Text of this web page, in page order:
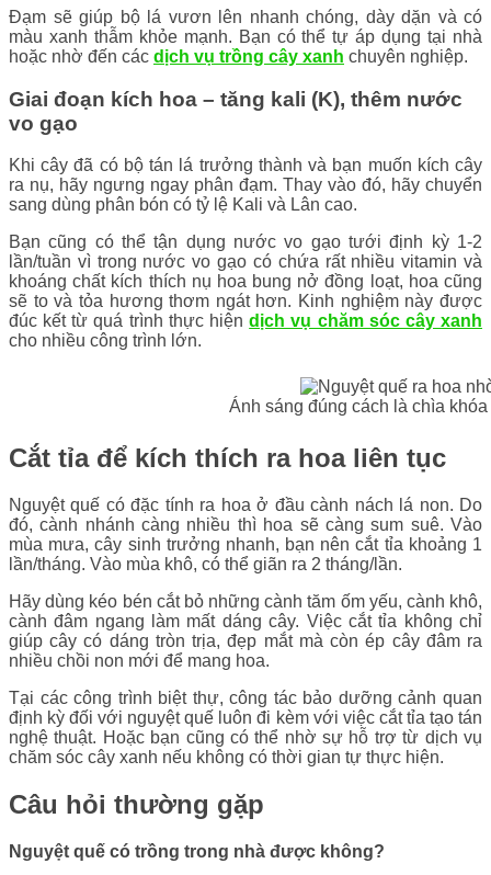
Đạm sẽ giúp bộ lá vươn lên nhanh chóng, dày dặn và có
màu xanh thẫm khỏe mạnh. Bạn có thể tự áp dụng tại nhà
hoặc nhờ đến các dịch vụ trồng cây xanh chuyên nghiệp.
Giai đoạn kích hoa – tăng kali (K), thêm nước
vo gạo
Khi cây đã có bộ tán lá trưởng thành và bạn muốn kích cây
ra nụ, hãy ngưng ngay phân đạm. Thay vào đó, hãy chuyển
sang dùng phân bón có tỷ lệ Kali và Lân cao.
Bạn cũng có thể tận dụng nước vo gạo tưới định kỳ 1-2
lần/tuần vì trong nước vo gạo có chứa rất nhiều vitamin và
khoáng chất kích thích nụ hoa bung nở đồng loạt, hoa cũng
sẽ to và tỏa hương thơm ngát hơn. Kinh nghiệm này được
đúc kết từ quá trình thực hiệndịch vụ chăm sóc cây xanh
cho nhiều công trình lớn.
Ánh sáng đúng cách là chìa
Cắt tỉa để kích thích ra hoa liên tục
Nguyệt quế có đặc tính ra hoa ở đầu cành nách lá non. Do
đó, cành nhánh càng nhiều thì hoa sẽ càng sum suê. Vào
mùa mưa, cây sinh trưởng nhanh, bạn nên cắt tỉa khoảng 1
lần/tháng. Vào mùa khô, có thể giãn ra 2 tháng/lần.
Hãy dùng kéo bén cắt bỏ những cành tăm ốm yếu, cành khô,
cành đâm ngang làm mất dáng cây. Việc cắt tỉa không chỉ
giúp cây có dáng tròn trịa, đẹp mắt mà còn ép cây đâm ra
nhiều chồi non mới để mang hoa.
Tại các công trình biệt thự, công tác bảo dưỡng cảnh quan
định kỳ đối với nguyệt quế luôn đi kèm với việc cắt tỉa tạo tán
nghệ thuật. Hoặc bạn cũng có thể nhờ sự hỗ trợ từ dịch vụ
chăm sóc cây xanh nếu không có thời gian tự thực hiện.
Câu hỏi thường gặp
Nguyệt quế có trồng trong nhà được không?